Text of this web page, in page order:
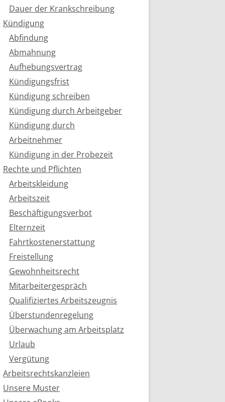
Dauer der Krankschreibung
Kündigung
Abfindung
Abmahnung
Aufhebungsvertrag
Kündigungsfrist
Kündigung schreiben
Kündigung durch Arbeitgeber
Kündigung durch
Arbeitnehmer
Kündigung in der Probezeit
Rechte und Pflichten
Arbeitskleidung
Arbeitszeit
Beschäftigungsverbot
Elternzeit
Fahrtkostenerstattung
Freistellung
Gewohnheitsrecht
Mitarbeitergespräch
Qualifiziertes Arbeitszeugnis
Überstundenregelung
Überwachung am Arbeitsplatz
Urlaub
Vergütung
Arbeitsrechtskanzleien
Unsere Muster